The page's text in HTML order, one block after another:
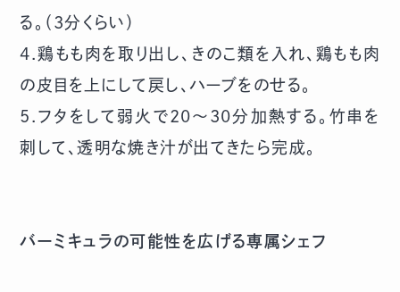
る。（3分くらい）
4.鶏もも肉を取り出し、きのこ類を入れ、鶏もも肉
の皮目を上にして戻し、ハーブをのせる。
5.フタをして弱火で20～30分加熱する。竹串を
刺して、透明な焼き汁が出てきたら完成。
バーミキュラの可能性を広げる専属シェフ